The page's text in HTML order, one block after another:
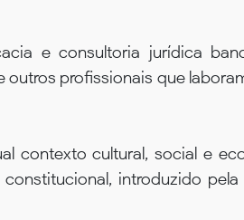
e consultoria jurídica
profissionais que
contexto cultural, social e
introduzido pela